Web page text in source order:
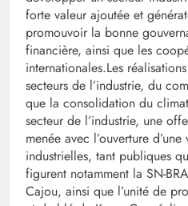
forte valeur ajoutée et
promouvoir la bonne
financière, ainsi que les
internationales.‎‎Les
secteurs de l’industrie, du
que la consolidation du
secteur de l’industrie, une
menée avec l’ouverture
industrielles, tant publiques
figurent notamment la SN-
Cajou, ainsi que l’unité de